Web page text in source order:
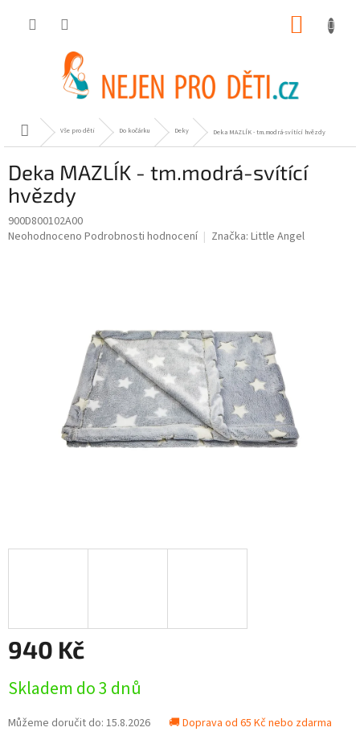
Domů Vše pro děti Do kočárku Deky Deka MAZLÍK - tm.modrá-svítící hvězdy
Deka MAZLÍK - tm.modrá-svítící
hvězdy
900D800102A00
Průměrné
Neohodnoceno Podrobnosti hodnocení Značka: Little Angel
940 Kč
cena:
Skladem do 3 dnů
Můžeme doručit do: 15.8.2026 🚚 Doprava od 65 Kč nebo zdarma